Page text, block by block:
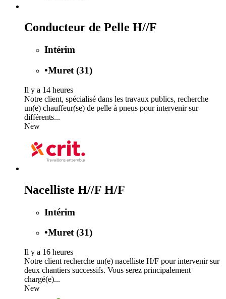
Conducteur de Pelle H//F
Intérim
•Muret (31)
Il y a 14 heures
Notre client, spécialisé dans les travaux publics, recherche
un(e) chauffeur(se) de pelle à pneus pour intervenir sur
différents...
New
Nacelliste H//F H/F
Intérim
•Muret (31)
Il y a 16 heures
Notre client recherche un(e) nacelliste H/F pour intervenir sur
deux chantiers successifs. Vous serez principalement
chargé(e)...
New